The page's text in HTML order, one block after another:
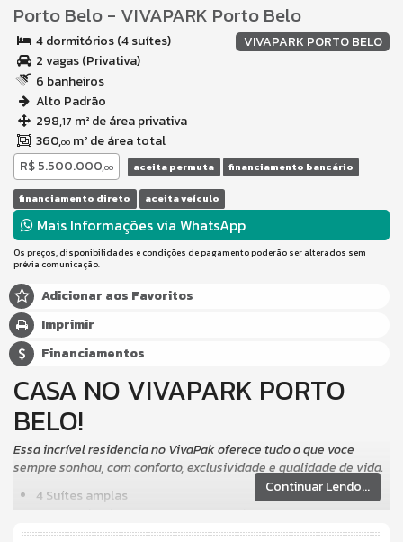
Porto Belo- VIVAPARK Porto Belo
VIVAPARK PORTO BELO
4 dormitórios (4 suítes)
2 vagas (Privativa)
6 banheiros
Alto Padrão
298,17 m² de área privativa
360,00 m² de área total
R$ 5.500.000,00 aceita permuta financiamento bancário
financiamento direto aceita veículo
Mais Informações via WhatsApp
Os preços, disponibilidades e condições de pagamento poderão ser alterados sem
prévia comunicação.
Adicionar aos Favoritos
Imprimir
Financiamentos
CASA NO VIVAPARK PORTO
BELO!
Essa incrível residencia no VivaPak oferece tudo o que voce
sempre sonhou, com conforto, exclusividade e qualidade de vida.
4 Suítes amplas
externas e jardim
Continuar Lendo...